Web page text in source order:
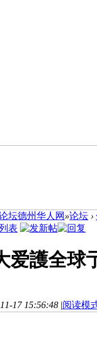
坛德州华人网 »论坛 ›
表
爱護全球
17 15:56:48 |阅读模